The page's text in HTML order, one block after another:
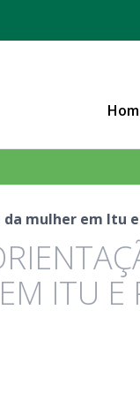
mulher em Itu
ITU E